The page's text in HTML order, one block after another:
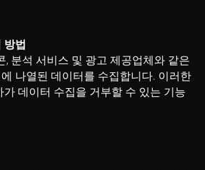
방법
, 분석 서비스 및 광고 제공업체와 같은
나열된 데이터를 수집합니다. 이러한
데이터 수집을 거부할 수 있는 기능